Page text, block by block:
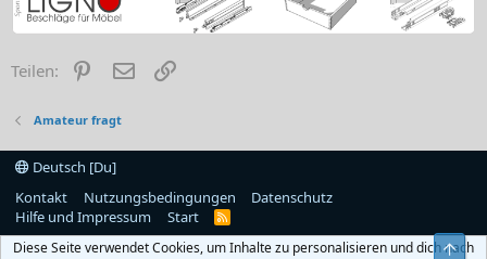
Teilen: PinterestE-Mail
Amateur fragt
Deutsch [Du]
Kontakt
Nutzungsbedingungen
Datenschutz
Hilfe und Impressum
Start
R
S
Diese Seite verwendet Cookies, um Inhalte zu personalisieren und dich nach